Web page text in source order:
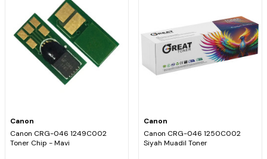
Canon
Canon CRG-046 1249C002
Toner Chip - Mavi
Canon
Canon CRG-046 1250C002
Siyah Muadil Toner